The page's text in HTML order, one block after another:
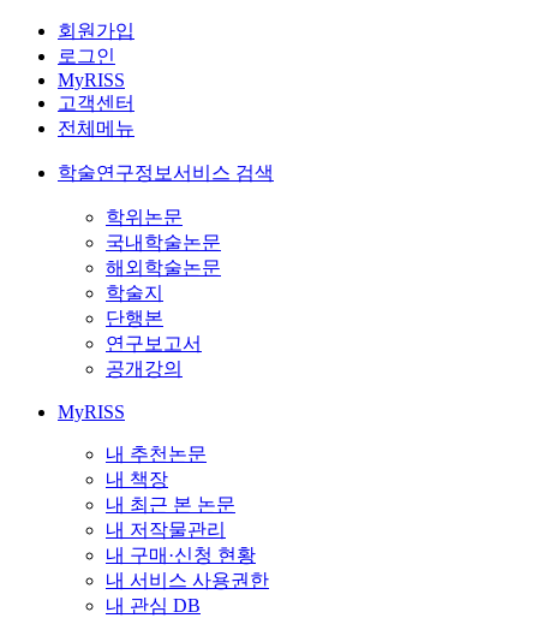
회원가입
로그인
MyRISS
고객센터
전체메뉴
학술연구정보서비스 검색
학위논문
국내학술논문
해외학술논문
학술지
단행본
연구보고서
공개강의
MyRISS
내 추천논문
내 책장
내 최근 본 논문
내 저작물관리
내 구매·신청 현황
내 서비스 사용권한
내 관심 DB